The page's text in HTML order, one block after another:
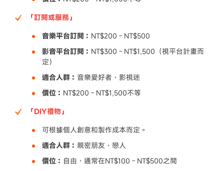
「訂閱或服務」
音樂平台訂閱： NT$200 - NT$500
影音平台訂閱： NT$300 - NT$1,500（視平台計畫而
定）
適合人群： 音樂愛好者、影視迷
價位： NT$200 - NT$1,500不等
「DIY禮物」
可根據個人創意和製作成本而定。
適合人群： 親密朋友、戀人
價位： 自由，通常在NT$100 - NT$500之間